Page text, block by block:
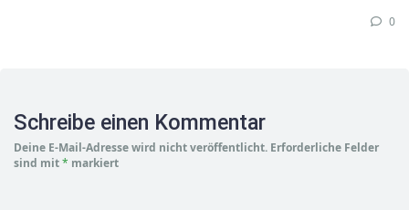
0
Schreibe einen Kommentar
Deine E-Mail-Adresse wird nicht veröffentlicht. Erforderliche Felder
sind mit* markiert